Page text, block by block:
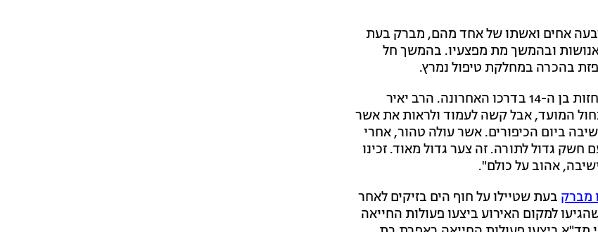
אחים ואשתו של אחד מהם, מברק בעת
הים בזיקים. מביניהם, אשר חזות בן ה-14 נפגע אנושות ובהמשך מת מפצעיו. בהמשך חל
בשבוע שעבר מאות חברים ובני משפחה הגיעו ללוות את אשר חזות בן ה-14 בדרכו האחרונה. הרב יאיר
המועד, אבל קשה לעמוד ולראות את אשר
ביום הכיפורים. אשר עולה טהור, אחרי
גדול לתורה. זה צער גדול מאוד. זכינו
אהוב על כולם".
מברק בעת שטיילו על חוף הים בזיקים לאחר
למקום האירוע ביצעו פעולות החייאה